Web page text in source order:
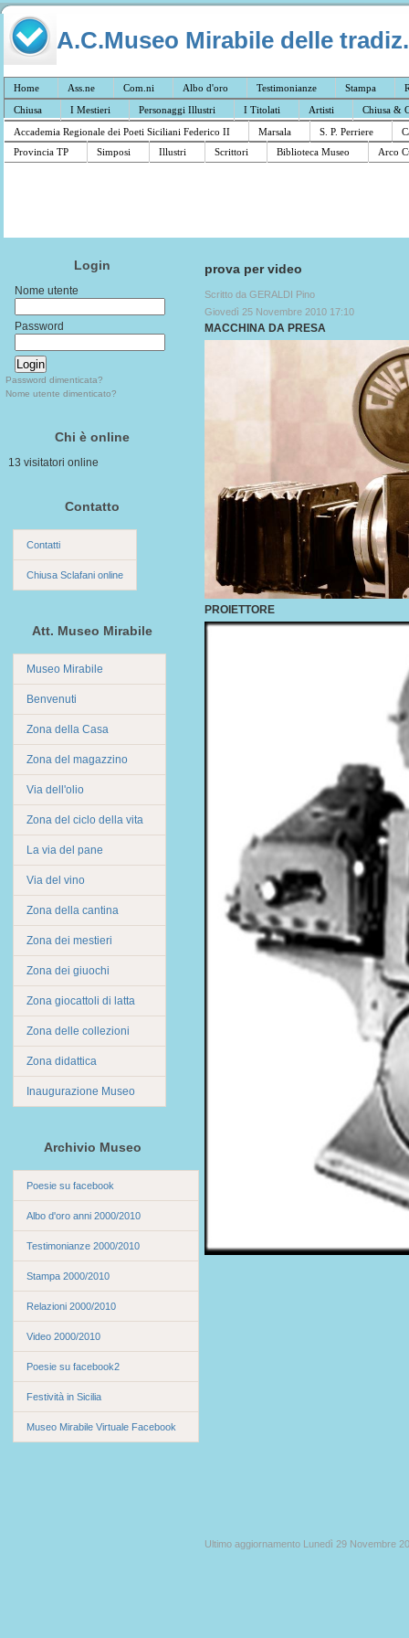
A.C.Museo Mirabile delle
Home Ass.ne Com.ni Albo d'oro Testimonianze Stampa
Chiusa
I Mestieri Personaggi Illustri I Titolati Artisti
Chiusa &
Accademia Regionale dei Poeti Siciliani Federico II
Marsala S. P. Perriere
Provincia TP
Simposi Illustri Scrittori Biblioteca Museo Arco
Login
Nome utente
Password
Password dimenticata?
Nome utente dimenticato?
Chi è online
13 visitatori online
Contatto
Contatti
Chiusa Sclafani online
Att. Museo Mirabile
Museo Mirabile
Benvenuti
Zona della Casa
Zona del magazzino
Via dell'olio
Zona del ciclo della vita
La via del pane
Via del vino
Zona della cantina
Zona dei mestieri
Zona dei giuochi
Zona giocattoli di latta
Zona delle collezioni
Zona didattica
Inaugurazione Museo
Archivio Museo
Poesie su facebook
Albo d'oro anni 2000/2010
Testimonianze 2000/2010
Stampa 2000/2010
Relazioni 2000/2010
Video 2000/2010
Poesie su facebook2
Festività in Sicilia
Museo Mirabile Virtuale Facebook
prova per video
Scritto da GERALDI Pino
Giovedì 25 Novembre 2010 17:10
MACCHINA DA PRESA
PROIETTORE
Ultimo aggiornamento Lunedì 29 Novembre